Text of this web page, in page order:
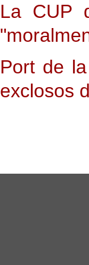
La CUP
Port de
exclosos